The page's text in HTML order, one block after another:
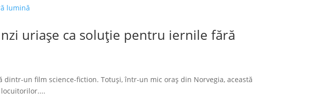
uriașe ca soluție pentru iernile fără
un film science-fiction. Totuși, într-un mic oraș din Norvegia, această